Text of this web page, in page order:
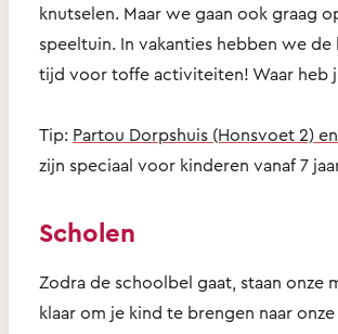
knutselen. Maar we gaan ook graag
speeltuin. In vakanties hebben we de
tijd voor toffe activiteiten! Waar heb
Tip: Partou Dorpshuis (Honsvoet 2)
zijn speciaal voor kinderen vanaf 7
Scholen
Zodra de schoolbel gaat, staan onze
klaar om je kind te brengen naar onze